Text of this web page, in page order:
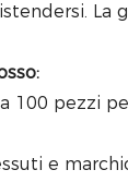
La
100 pezzi
e